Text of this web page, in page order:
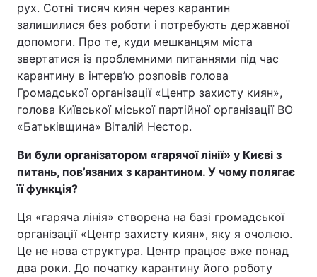
Головна Війна
Україна Політика
Спорт Наука
Зброя Інциденти
Здоров'я Туризм
рух. Сотні тисяч киян через карантин
залишилися без роботи і потребують державної
допомоги. Про те, куди мешканцям міста
звертатися із проблемними питаннями під час
карантину в інтерв’ю розповів голова
Громадської організації «Центр захисту киян»,
голова Київської міської партійної організації ВО
«Батьківщина» Віталій Нестор.
Ви були організатором «гарячої лінії» у Києві з
питань, пов’язаних з карантином. У чому полягає
її функція?
Ця «гаряча лінія» створена на базі громадської
організації «Центр захисту киян», яку я очолюю.
Це не нова структура. Центр працює вже понад
два роки. До початку карантину його роботу